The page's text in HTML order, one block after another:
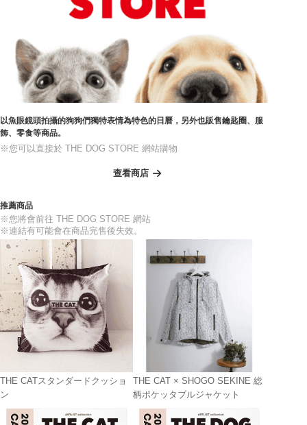
以魚眼鏡頭拍攝的狗狗們獨特表情為特色的日曆，另外也販售鑰匙圈、服
飾、零食等商品。
※您可以直接於 THE DOG STORE 網站購物
查看商店
推薦商品
※您將會前往 THE DOG STORE 網站
※連結有可能會在商品完售後失效。
THE CATスタンダードクッショ
ン
THE CAT × SHOGO SEKINE 総
柄ポケッタブルジャケット